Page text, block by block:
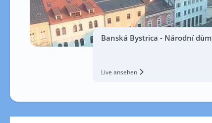
Banská Bystrica - Národní dům
Live ansehen